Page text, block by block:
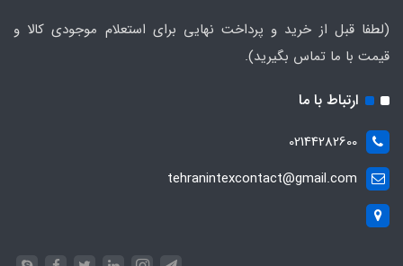
(لطفا قبل از خرید و پرداخت نهایی برای استعلام موجودی کالا و
قیمت با ما تماس بگیرید).
ارتباط با ما
02144282600
tehranintexcontact@gmail.com